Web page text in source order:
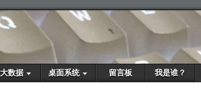
大数据 桌面系统 留言板 我是谁？